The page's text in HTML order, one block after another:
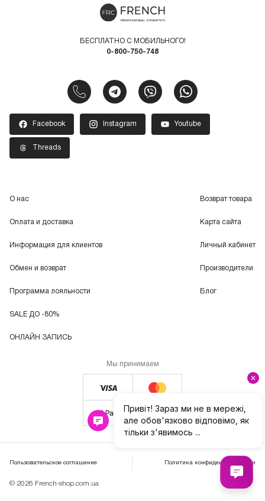
БЕСПЛАТНО С МОБИЛЬНОГО!
0-800-750-748
Facebook Instagram Youtube
Threads
О нас
Оплата и доставка
Информация для клиентов
Обмен и возврат
Программа лояльности
SALE ДО -80%
ОНЛАЙН ЗАПИСЬ
Возврат товара
Карта сайта
Личный кабинет
Производители
Блог
Мы принимаем
© 2026 French-shop.com.ua
Пользовательское соглашение Политика конфиденциальности